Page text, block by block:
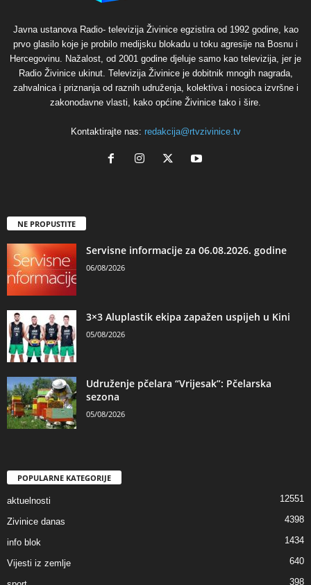
Javna ustanova Radio- televizija Živinice egzistira od 1992 godine, kao
prvo glasilo koje je probilo medijsku blokadu u toku agresije na Bosnu i
Hercegovinu. Nažalost, od 2001 godine djeluje samo kao televizija, jer je
Radio Živinice ukinut. Televizija Živinice je dobitnik mnogih nagrada,
zahvalnica i priznanja od raznih udruženja, kolektiva i nosioca izvršne i
zakonodavne vlasti, kako općine Živinice tako i šire.
Kontaktirajte nas: redakcija@rtvzivinice.tv
NE PROPUSTITE
Servisne informacije za 06.08.2026. godine
06/08/2026
3×3 Aluplastik ekipa zapažen uspijeh u Kini
05/08/2026
Udruženje pčelara “Vrijesak”: Pčelarska
sezona
05/08/2026
POPULARNE KATEGORIJE
aktuelnosti 12551
Zivinice danas 4398
info blok 1434
Vijesti iz zemlje 640
398